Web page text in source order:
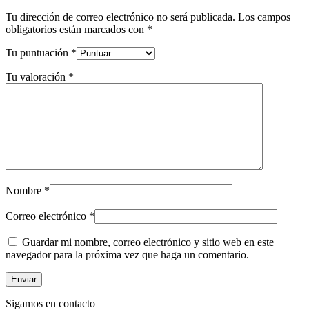
Tu dirección de correo electrónico no será publicada. Los campos
obligatorios están marcados con *
Tu puntuación *
Tu valoración *
Nombre *
Correo electrónico *
Guardar mi nombre, correo electrónico y sitio web en este
navegador para la próxima vez que haga un comentario.
Sigamos en contacto